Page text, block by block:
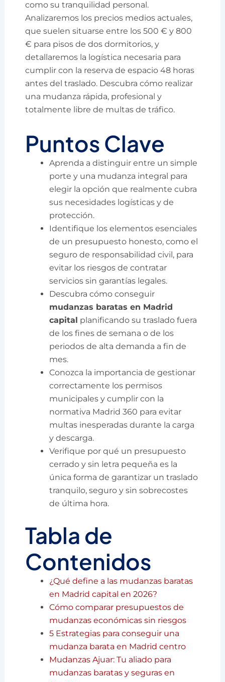
como su tranquilidad personal.
Analizaremos los precios medios actuales,
que suelen situarse entre los 500 € y 800
€ para pisos de dos dormitorios, y
detallaremos la logística necesaria para
cumplir con la reserva de espacio 48 horas
antes del traslado. Descubra cómo realizar
una mudanza rápida, profesional y
totalmente libre de multas de tráfico.
Puntos Clave
Aprenda a distinguir entre un simple
porte y una mudanza integral para
elegir la opción que realmente cubra
sus necesidades logísticas y de
protección.
Identifique los elementos esenciales
de un presupuesto honesto, como el
seguro de responsabilidad civil, para
evitar los riesgos de contratar
servicios sin garantías legales.
Descubra cómo conseguir
mudanzas baratas en Madrid
capital planificando su traslado fuera
de los fines de semana o de los
periodos de alta demanda a fin de
mes.
Conozca la importancia de gestionar
correctamente los permisos
municipales y cumplir con la
normativa Madrid 360 para evitar
multas inesperadas durante la carga
y descarga.
Verifique por qué un presupuesto
cerrado y sin letra pequeña es la
única forma de garantizar un traslado
tranquilo, seguro y sin sobrecostes
de última hora.
Tabla de
Contenidos
¿Qué define a las mudanzas baratas
en Madrid capital en 2026?
Cómo comparar presupuestos de
mudanzas económicas sin riesgos
5 Estrategias para conseguir una
mudanza barata en Madrid centro
Mudanzas Ajuar: Tu aliado para
mudanzas baratas y seguras en